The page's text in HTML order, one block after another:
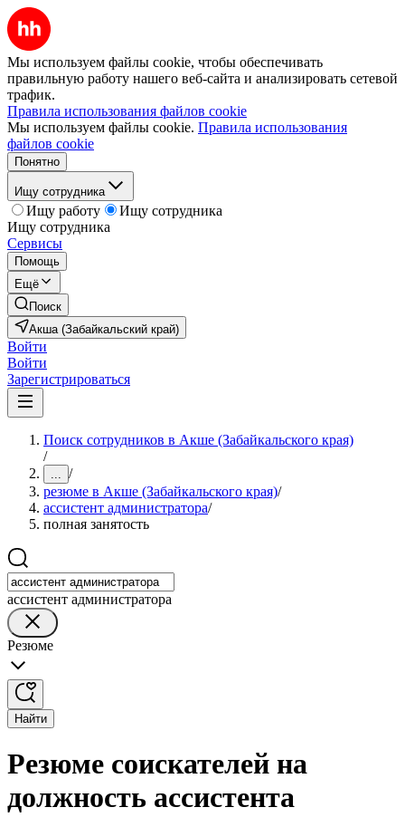
Мы используем файлы cookie, чтобы обеспечивать
правильную работу нашего веб-сайта и анализировать сетевой
трафик.
Правила использования файлов cookie
Мы используем файлы cookie. Правила использования
файлов cookie
Понятно
Ищу сотрудника
Ищу работу
Ищу сотрудника
Ищу сотрудника
Сервисы
Помощь
Ещё
Поиск
Акша (Забайкальский край)
Войти
Войти
Зарегистрироваться
Поиск сотрудников в Акше (Забайкальского края)
/
... /
резюме в Акше (Забайкальского края)/
ассистент администратора/
полная занятость
ассистент администратора
Резюме
Найти
Резюме соискателей на
должность ассистента